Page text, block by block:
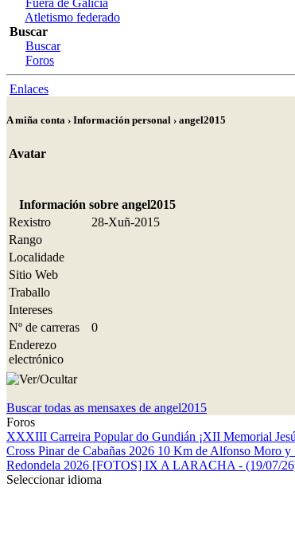
Fuera de Galicia
Atletismo federado
Buscar
Buscar
Foros
Enlaces
A miña conta › Información personal › angel2015
Avatar
Información sobre angel2015
Rexistro
28-Xuñ-2015
Rango
Localidade
Sitio Web
Traballo
Intereses
Nº de carreras
0
Enderezo
electrónico
Buscar todas as mensaxes de angel2015
Foros
XXXIII Carreira Popular do Gundián ¡XII Memorial
Cross Pinar de Cabañas 2026 10 Km de Alfonso Moro y
Redondela 2026 [FOTOS] IX A LARACHA - (19/07/
Seleccionar idioma